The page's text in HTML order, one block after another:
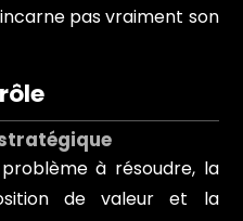
pas vraiment son
à résoudre, la
de valeur et la